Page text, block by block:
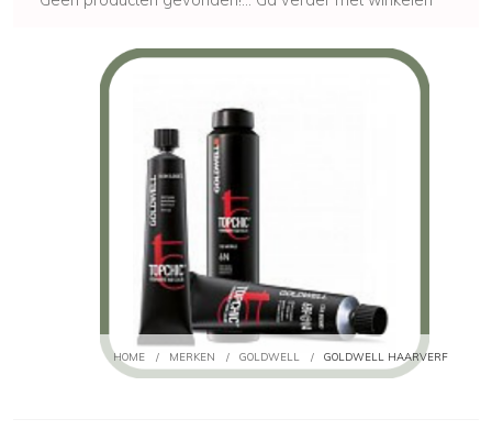
HOME / MERKEN / GOLDWELL / GOLDWELL HAARVERF